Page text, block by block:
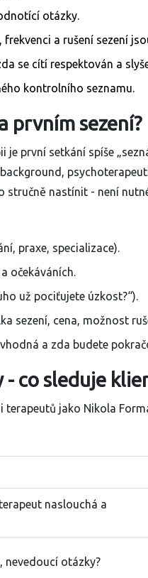
otázky.
a rušení sezení
se cítí respektován a
kontrolního seznamu.
prvním sezení?
je první setkání spíše
stručně nastínit - není
praxe, specializace).
očekáváních.
už pociťujete úzkost?“).
sezení, cena, možnost
a zda budete
co sleduje
terapeutů jako Nikola
naslouchá a
nevedoucí otázky?